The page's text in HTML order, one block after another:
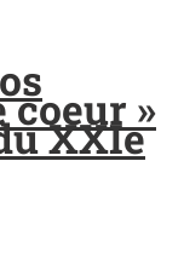
coeur »
XXIe